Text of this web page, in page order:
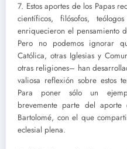
7. Estos aportes de los Papas
científicos, filósofos,
enriquecieron el pensamiento
Pero no podemos ignorar
Católica, otras Iglesias y
otras religiones– han
valiosa reflexión sobre estos
Para poner sólo un
brevemente parte del aporte
Bartolomé, con el que
eclesial plena.